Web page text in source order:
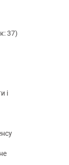
37)
і